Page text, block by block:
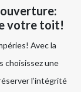
votre toit!
Avec la
choisissez une
l’intégrité